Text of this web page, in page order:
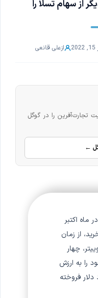
دلار دیگر از سهام تسلا را
ازعلی قانعی
تجارت‌آفرین را در گوگل
←
ماه اکتبر
از زمان
چهار
را به ارزش
دلار فروخته